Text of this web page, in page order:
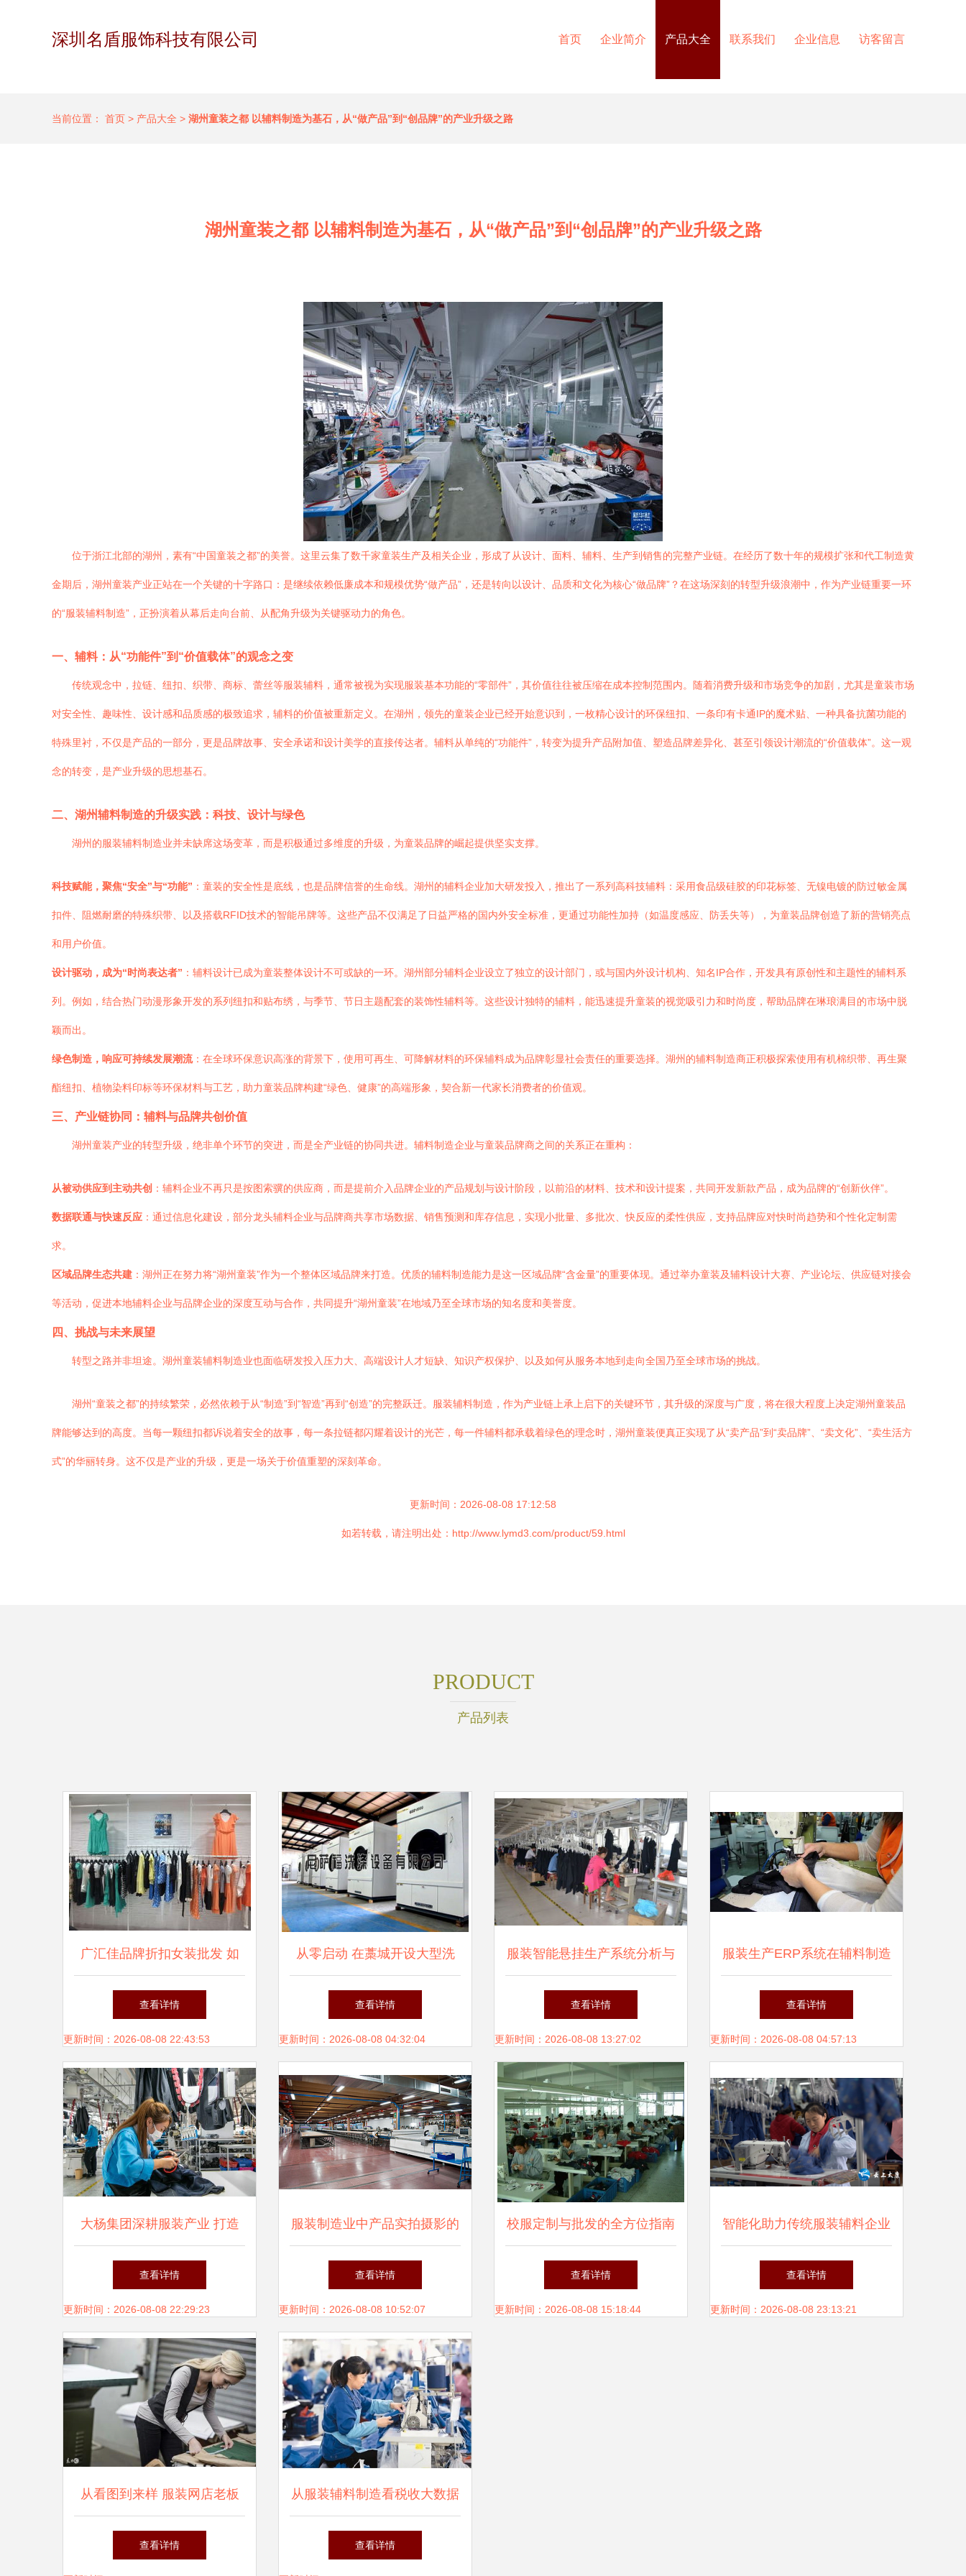
深圳名盾服饰科技有限公司 首页 企业简介 产品大全 联系我们 企业信息 访客留言
当前位置： 首页 > 产品大全 > 湖州童装之都 以辅料制造为基石，从“做产品”到“创品牌”的产业升级之路
湖州童装之都 以辅料制造为基石，从“做产品”到“创品牌”的产业升级之路
位于浙江北部的湖州，素有“中国童装之都”的美誉。这里云集了数千家童装生产及相关企业，形成了从设计、面料、辅料、生产到销售的完整产业链。在经历了数十年的规模扩张和代工制造黄
金期后，湖州童装产业正站在一个关键的十字路口：是继续依赖低廉成本和规模优势“做产品”，还是转向以设计、品质和文化为核心“做品牌”？在这场深刻的转型升级浪潮中，作为产业链重要一环
的“服装辅料制造”，正扮演着从幕后走向台前、从配角升级为关键驱动力的角色。
一、辅料：从“功能件”到“价值载体”的观念之变
传统观念中，拉链、纽扣、织带、商标、蕾丝等服装辅料，通常被视为实现服装基本功能的“零部件”，其价值往往被压缩在成本控制范围内。随着消费升级和市场竞争的加剧，尤其是童装市场
对安全性、趣味性、设计感和品质感的极致追求，辅料的价值被重新定义。在湖州，领先的童装企业已经开始意识到，一枚精心设计的环保纽扣、一条印有卡通IP的魔术贴、一种具备抗菌功能的
特殊里衬，不仅是产品的一部分，更是品牌故事、安全承诺和设计美学的直接传达者。辅料从单纯的“功能件”，转变为提升产品附加值、塑造品牌差异化、甚至引领设计潮流的“价值载体”。这一观
念的转变，是产业升级的思想基石。
二、湖州辅料制造的升级实践：科技、设计与绿色
湖州的服装辅料制造业并未缺席这场变革，而是积极通过多维度的升级，为童装品牌的崛起提供坚实支撑。
科技赋能，聚焦“安全”与“功能” ：童装的安全性是底线，也是品牌信誉的生命线。湖州的辅料企业加大研发投入，推出了一系列高科技辅料：采用食品级硅胶的印花标签、无镍电镀的防过敏金属
扣件、阻燃耐磨的特殊织带、以及搭载RFID技术的智能吊牌等。这些产品不仅满足了日益严格的国内外安全标准，更通过功能性加持（如温度感应、防丢失等），为童装品牌创造了新的营销亮点
和用户价值。
设计驱动，成为“时尚表达者” ：辅料设计已成为童装整体设计不可或缺的一环。湖州部分辅料企业设立了独立的设计部门，或与国内外设计机构、知名IP合作，开发具有原创性和主题性的辅料系
列。例如，结合热门动漫形象开发的系列纽扣和贴布绣，与季节、节日主题配套的装饰性辅料等。这些设计独特的辅料，能迅速提升童装的视觉吸引力和时尚度，帮助品牌在琳琅满目的市场中脱
颖而出。
绿色制造，响应可持续发展潮流：在全球环保意识高涨的背景下，使用可再生、可降解材料的环保辅料成为品牌彰显社会责任的重要选择。湖州的辅料制造商正积极探索使用有机棉织带、再生聚
酯纽扣、植物染料印标等环保材料与工艺，助力童装品牌构建“绿色、健康”的高端形象，契合新一代家长消费者的价值观。
三、产业链协同：辅料与品牌共创价值
湖州童装产业的转型升级，绝非单个环节的突进，而是全产业链的协同共进。辅料制造企业与童装品牌商之间的关系正在重构：
从被动供应到主动共创 ：辅料企业不再只是按图索骥的供应商，而是提前介入品牌企业的产品规划与设计阶段，以前沿的材料、技术和设计提案，共同开发新款产品，成为品牌的“创新伙伴”。
数据联通与快速反应 ：通过信息化建设，部分龙头辅料企业与品牌商共享市场数据、销售预测和库存信息，实现小批量、多批次、快反应的柔性供应，支持品牌应对快时尚趋势和个性化定制需
求。
区域品牌生态共建 ：湖州正在努力将“湖州童装”作为一个整体区域品牌来打造。优质的辅料制造能力是这一区域品牌“含金量”的重要体现。通过举办童装及辅料设计大赛、产业论坛、供应链对接会
等活动，促进本地辅料企业与品牌企业的深度互动与合作，共同提升“湖州童装”在地域乃至全球市场的知名度和美誉度。
四、挑战与未来展望
转型之路并非坦途。湖州童装辅料制造业也面临研发投入压力大、高端设计人才短缺、知识产权保护、以及如何从服务本地到走向全国乃至全球市场的挑战。
湖州“童装之都”的持续繁荣，必然依赖于从“制造”到“智造”再到“创造”的完整跃迁。服装辅料制造，作为产业链上承上启下的关键环节，其升级的深度与广度，将在很大程度上决定湖州童装品
牌能够达到的高度。当每一颗纽扣都诉说着安全的故事，每一条拉链都闪耀着设计的光芒，每一件辅料都承载着绿色的理念时，湖州童装便真正实现了从“卖产品”到“卖品牌”、“卖文化”、“卖生活方
式”的华丽转身。这不仅是产业的升级，更是一场关于价值重塑的深刻革命。
更新时间：2026-08-08 17:12:58
如若转载，请注明出处：http://www.lymd3.com/product/59.html
PRODUCT
产品列表
广汇佳品牌折扣女装批发 如
何通过服装辅料制造实现高性
价比？
查看详情
更新时间：2026-08-08 22:43:53
从零启动 在藁城开设大型洗
衣厂与水洗房的实操指南
查看详情
更新时间：2026-08-08 04:32:04
服装智能悬挂生产系统分析与
高清图赏析 —— 聚焦服装辅
料制造的数字化变革
查看详情
更新时间：2026-08-08 13:27:02
服装生产ERP系统在辅料制造
中的实际应用
查看详情
更新时间：2026-08-08 04:57:13
大杨集团深耕服装产业 打造
智能化柔性制造与辅料创新之
路
查看详情
更新时间：2026-08-08 22:29:23
服装制造业中产品实拍摄影的
重要性及高清图片资源获取指
南——以千图为例
查看详情
更新时间：2026-08-08 10:52:07
校服定制与批发的全方位指南
专业制造助力校园文化建设
查看详情
更新时间：2026-08-08 15:18:44
智能化助力传统服装辅料企业
转型，太康模式引领行业“轻
装快跑”
查看详情
更新时间：2026-08-08 23:13:21
从看图到来样 服装网店老板
与加工厂合作的制胜关键
查看详情
从服装辅料制造看税收大数据
如何折射经济高质量发展
查看详情